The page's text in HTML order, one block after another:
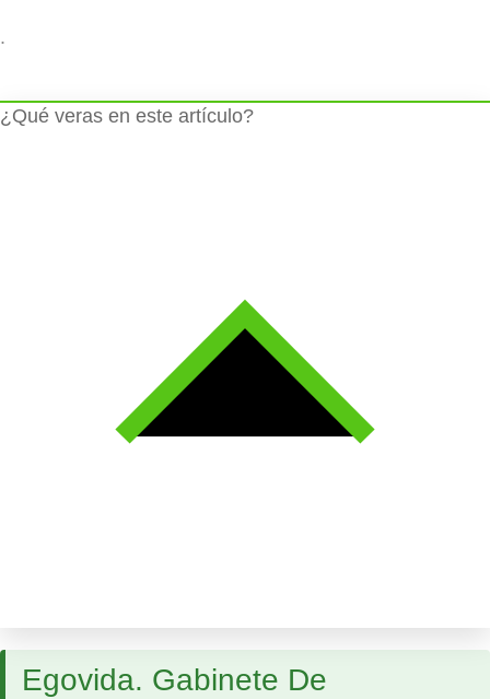
.
¿Qué veras en este artículo?
Egovida. Gabinete De